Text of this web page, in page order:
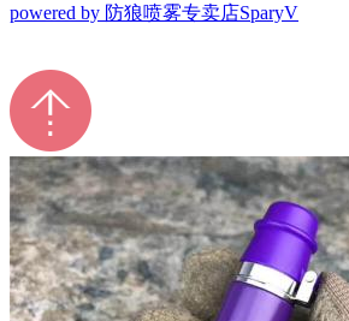
powered by 防狼喷雾专卖店SparyV